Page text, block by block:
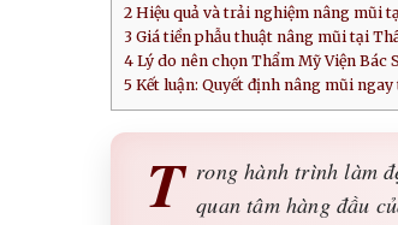
2 Hiệu quả và trải nghiệm nâng mũi
3 Giá tiền phẫu thuật nâng mũi tại
4 Lý do nên chọn Thẩm Mỹ Viện Bác
5 Kết luận: Quyết định nâng mũi
T rong hành trình làm
quan tâm hàng đầu